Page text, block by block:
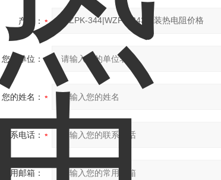
产品：
您的单位：
您的姓名：
联系电话：
常用邮箱：